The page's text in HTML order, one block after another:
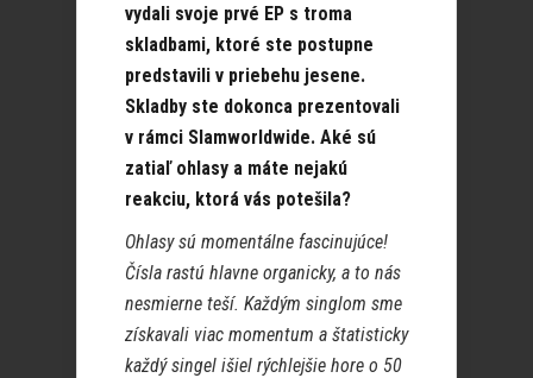
vydali svoje prvé EP s troma
skladbami, ktoré ste postupne
predstavili v priebehu jesene.
Skladby ste dokonca prezentovali
v rámci Slamworldwide. Aké sú
zatiaľ ohlasy a máte nejakú
reakciu, ktorá vás potešila?
Ohlasy sú momentálne fascinujúce!
Čísla rastú hlavne organicky, a to nás
nesmierne teší. Každým singlom sme
získavali viac momentum a štatisticky
každý singel išiel rýchlejšie hore o 50